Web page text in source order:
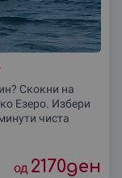
Скокни на
Езеро. Избери
чиста
од 2170ден